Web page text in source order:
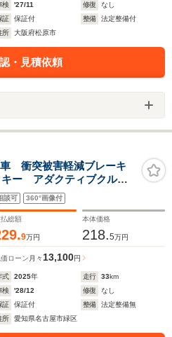
検
'27/11 修復
なし
証
保証付 整備
法定整備付
所
大阪府松原市
・見積依頼
衝突被害軽減ブレーキ
ー アダクティブクルー
イト バックカメラ ア
光軸調整機能 オート
談可 360°画像付
総額
9万円
本体価格
218.5万円
ローン 月々 13,100円
式 2025年 走行 33km
検
'28/12 修復
なし
証
保証付 整備
法定整備無
所
愛知県名古屋市緑区